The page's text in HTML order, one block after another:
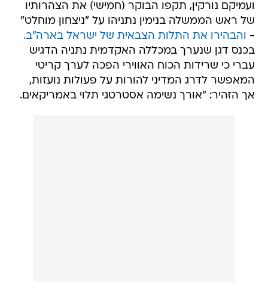
ועמיקם נורקין, תקפו הבוקר (חמישי) את הצהרותיו
של ראש הממשלה בנימין נתניהו על "ניצחון מוחלט"
- והבהירו את התלות הצבאית של ישראל בארה"ב.
בכנס דגן שנערך במכללה האקדמית נתניה הדגיש
עברי כי שרידות הכוח האווירי הפכה לערך קריטי
המאפשר לדרג המדיני להורות על פעולות נועזות,
אך הזהיר: "אורך נשימה אסטרטגי תלוי באמריקאים.